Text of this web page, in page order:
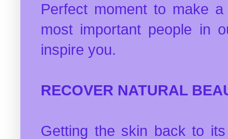
Perfect moment to make
most important people in
inspire you.
RECOVER NATURAL
Getting the skin back to